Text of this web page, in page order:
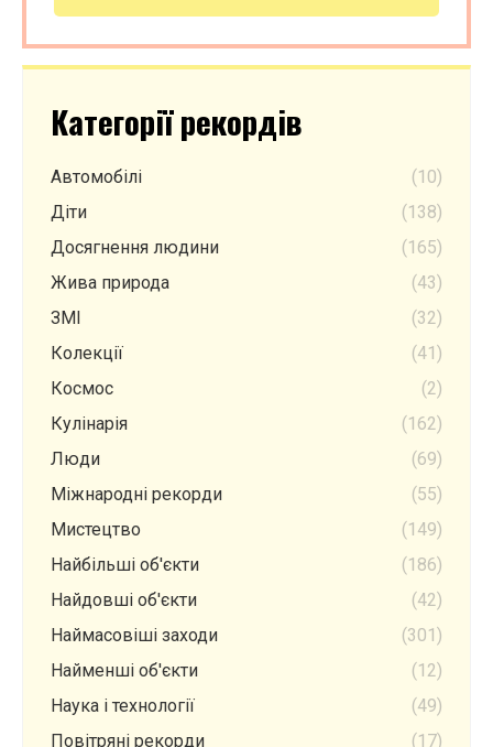
Категорії рекордів
Автомобілі
(10)
Діти
(138)
Досягнення людини
(165)
Жива природа
(43)
ЗМІ
(32)
Колекції
(41)
Космос
(2)
Кулінарія
(162)
Люди
(69)
Міжнародні рекорди
(55)
Мистецтво
(149)
Найбільші об'єкти
(186)
Найдовші об'єкти
(42)
Наймасовіші заходи
(301)
Найменші об'єкти
(12)
Наука і технології
(49)
Повітряні рекорди
(17)